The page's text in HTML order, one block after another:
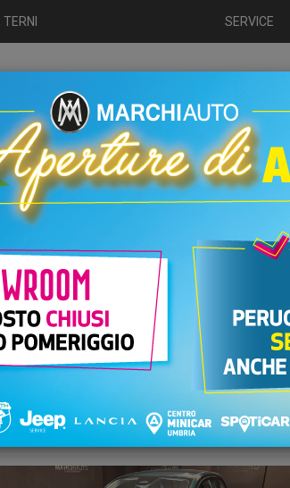
SERVICE
USATO NUOVO NOLEGGIO
FIAT 500E
- 12 di 12